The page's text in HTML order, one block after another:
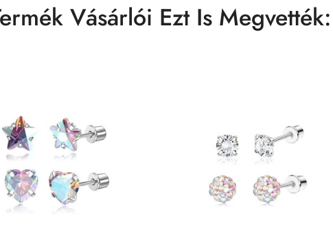
Vásárlói Ezt Is Megvették: